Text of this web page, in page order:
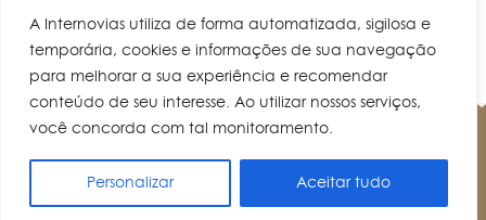
A Internovias utiliza de forma automatizada, sigilosa e
temporária, cookies e informações de sua navegação
para melhorar a sua experiência e recomendar
conteúdo de seu interesse. Ao utilizar nossos serviços,
você concorda com tal monitoramento.
Personalizar Aceitar tudo
AGENDE UM HORÁRIO!